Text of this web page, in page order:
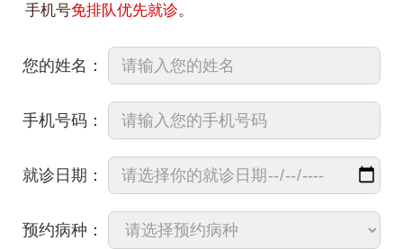
手机号免排队优先就诊。
您的姓名：
手机号码：
就诊日期：
预约病种：